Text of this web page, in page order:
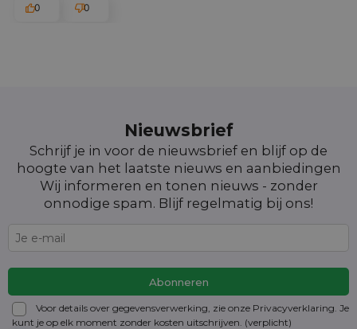
0
0
Nieuwsbrief
Schrijf je in voor de nieuwsbrief en blijf op de
hoogte van het laatste nieuws en aanbiedingen
Wij informeren en tonen nieuws - zonder
onnodige spam. Blijf regelmatig bij ons!
Voor details over gegevensverwerking, zie onze Privacyverklaring. Je
kunt je op elk moment zonder kosten uitschrijven . (verplicht)